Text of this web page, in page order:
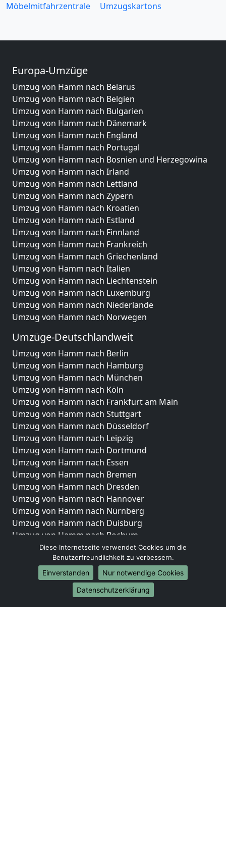
Möbelmitfahrzentrale
Umzugskartons
Europa-Umzüge
Umzug von Hamm nach Belarus
Umzug von Hamm nach Belgien
Umzug von Hamm nach Bulgarien
Umzug von Hamm nach Dänemark
Umzug von Hamm nach England
Umzug von Hamm nach Portugal
Umzug von Hamm nach Bosnien und Herzegowina
Umzug von Hamm nach Irland
Umzug von Hamm nach Lettland
Umzug von Hamm nach Zypern
Umzug von Hamm nach Kroatien
Umzug von Hamm nach Estland
Umzug von Hamm nach Finnland
Umzug von Hamm nach Frankreich
Umzug von Hamm nach Griechenland
Umzug von Hamm nach Italien
Umzug von Hamm nach Liechtenstein
Umzug von Hamm nach Luxemburg
Umzug von Hamm nach Niederlande
Umzug von Hamm nach Norwegen
Umzüge-Deutschlandweit
Umzug von Hamm nach Berlin
Umzug von Hamm nach Hamburg
Umzug von Hamm nach München
Umzug von Hamm nach Köln
Umzug von Hamm nach Frankfurt am Main
Umzug von Hamm nach Stuttgart
Umzug von Hamm nach Düsseldorf
Umzug von Hamm nach Leipzig
Umzug von Hamm nach Dortmund
Umzug von Hamm nach Essen
Umzug von Hamm nach Bremen
Umzug von Hamm nach Dresden
Umzug von Hamm nach Hannover
Umzug von Hamm nach Nürnberg
Umzug von Hamm nach Duisburg
Umzug von Hamm nach Bochum
Umzug von Hamm nach Wuppertal
Umzug von Hamm nach Bielefeld
Umzug von Hamm nach Bonn
Umzug von Hamm nach Münster
Diese Internetseite verwendet Cookies um die
Benutzerfreundlichkeit zu verbessern.
Einverstanden
Nur notwendige Cookies
Datenschutzerklärung